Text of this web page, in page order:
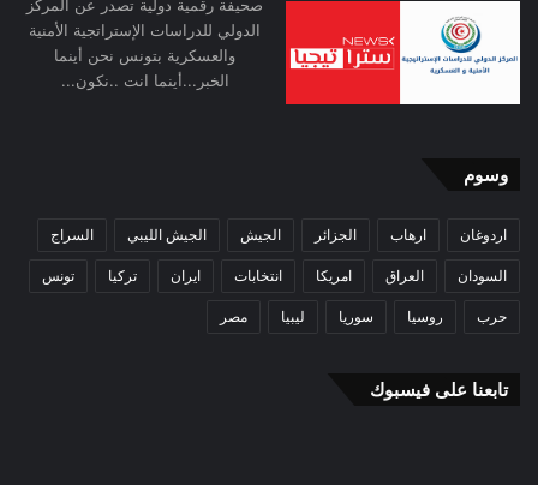
صحيفة رقمية دولية تصدر عن المركز
الدولي للدراسات الإستراتجية الأمنية
والعسكرية بتونس نحن أينما
الخبر...أينما انت ..نكون...
وسوم
اردوغان ارهاب الجزائر الجيش الجيش الليبي السراج
السودان العراق امريكا انتخابات ايران تركيا تونس
حرب روسيا سوريا ليبيا مصر
تابعنا على فيسبوك